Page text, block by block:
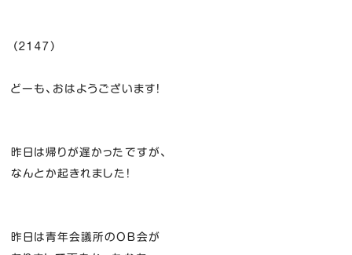
（２１４７）
どーも、おはようございます！
昨日は帰りが遅かったですが、
なんとか起きれました！
昨日は青年会議所のＯＢ会が